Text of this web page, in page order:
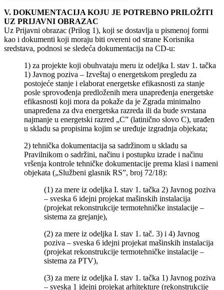
V. DOKUMENTACIJA KOJU JE POTREBNO PRILOŽITI
UZ PRIJAVNI OBRAZAC
Uz Prijavni obrazac (Prilog 1), koji se dostavlja u pismenoj formi
kao i dokumenti koji moraju biti overeni od strane Korisnika
sredstava, podnosi se sledeća dokumentacija na CD-u:
1) za projekte koji obuhvataju meru iz odeljka I. stav 1. tačka
1) Javnog poziva – Izveštaj o energetskom pregledu za
postojeće stanje i elaborat energetske efikasnosti za stanje
posle sprovođenja predloženih mera unapređenja energetske
efikasnosti koji mora da pokaže da je Zgrada minimalno
unapređena za dva energetska razreda ili da bude svrstana
najmanje u energetski razred „C” (latinično slovo C), urađen
u skladu sa propisima kojim se uređuje izgradnja objekata;
2) tehnička dokumentacija sa sadržinom u skladu sa
Pravilnikom o sadržini, načinu i postupku izrade i načinu
vršenja kontrole tehničke dokumentacije prema klasi i nameni
objekata („Službeni glasnik RS”, broj 72/18):
(1) za mere iz odeljka I. stav 1. tačka 2) Javnog poziva
– sveska 6 idejni projekat mašinskih instalacija
(projekat rekonstrukcije termotehničke instalacije –
sistema za grejanje),
(2) za mere iz odeljka I. stav 1. tač. 3) i 4) Javnog
poziva – sveska 6 idejni projekat mašinskih instalacija
(projekat rekonstrukcije termotehničke instalacije –
sistema za PTV),
(3) za mere iz odeljka I. stav 1. tačka 1) Javnog poziva
– sveska 1 idejni projekat arhitekture (rekonstrukcije